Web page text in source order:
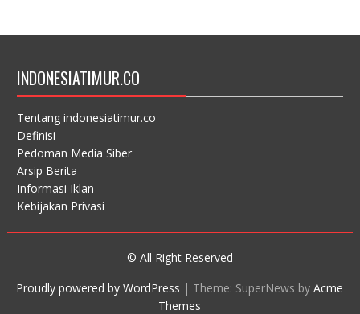
INDONESIATIMUR.CO
Tentang indonesiatimur.co
Definisi
Pedoman Media Siber
Arsip Berita
Informasi Iklan
Kebijakan Privasi
© All Right Reserved
Proudly powered by WordPress | Theme: SuperNews byAcme
Themes